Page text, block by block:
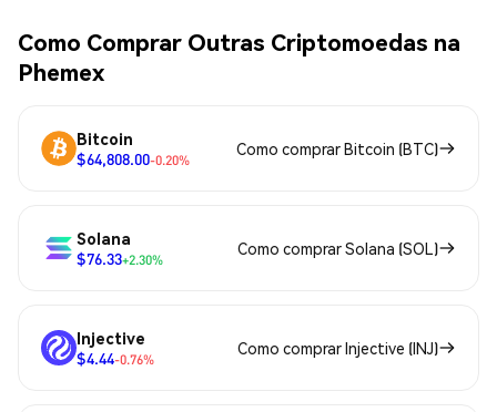
Como Comprar Outras Criptomoedas na
Phemex
Bitcoin
$64,808.00-0.20%
Como comprar Bitcoin (BTC)
Solana
$76.33+2.30%
Como comprar Solana (SOL)
Injective
$4.44-0.76%
Como comprar Injective (INJ)